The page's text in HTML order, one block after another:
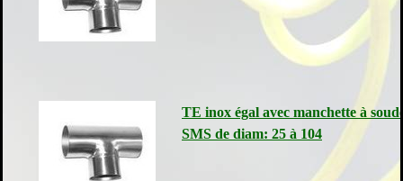
TE inox égal avec manchette à
SMS de diam: 25 à 104